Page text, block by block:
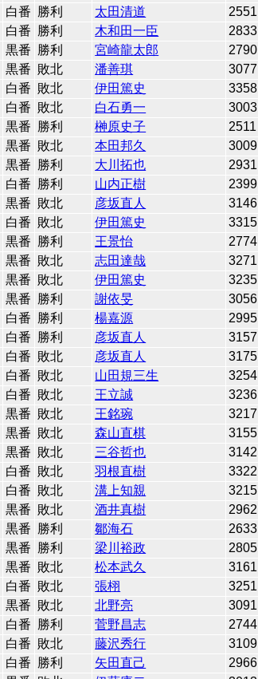
白番 勝利 太田清道 2551
白番 勝利 木和田一臣 2833
黒番 勝利 宮崎龍太郎 2790
黒番 敗北 潘善琪 3077
白番 敗北 伊田篤史 3358
白番 敗北 白石勇一 3003
黒番 勝利 榊原史子 2511
黒番 敗北 本田邦久 3009
黒番 勝利 大川拓也 2931
白番 勝利 山内正樹 2399
黒番 敗北 彦坂直人 3146
白番 敗北 伊田篤史 3315
黒番 勝利 王景怡 2774
黒番 敗北 志田達哉 3271
黒番 敗北 伊田篤史 3235
黒番 勝利 謝依旻 3056
白番 勝利 楊嘉源 2995
白番 勝利 彦坂直人 3157
白番 敗北 彦坂直人 3175
白番 敗北 山田規三生 3254
白番 敗北 王立誠 3236
黒番 敗北 王銘琬 3217
黒番 敗北 森山直棋 3155
黒番 敗北 三谷哲也 3142
白番 敗北 羽根直樹 3322
白番 敗北 溝上知親 3215
黒番 敗北 酒井真樹 2962
黒番 勝利 鄒海石 2633
黒番 勝利 梁川裕政 2805
黒番 敗北 松本武久 3161
白番 敗北 張栩 3251
黒番 敗北 北野亮 3091
白番 勝利 菅野昌志 2744
白番 敗北 藤沢秀行 3109
白番 勝利 矢田直己 2966